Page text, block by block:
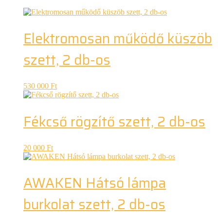
Elektromosan működő küszöb
szett, 2 db-os
530 000 Ft
Fékcső rögzítő szett, 2 db-os
20 000 Ft
AWAKEN Hátsó lámpa
burkolat szett, 2 db-os